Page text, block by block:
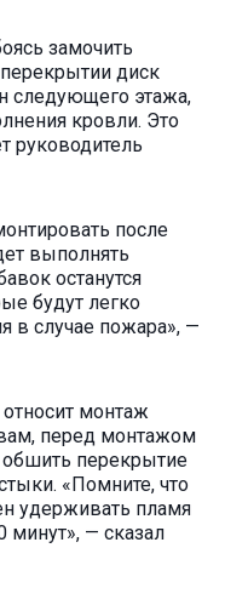
замочить
диск
следующего этажа,
кровли. Это
руководитель
после
выполнять
останутся
будут легко
в случае пожара», —
монтаж
перед монтажом
обшить перекрытие
«Помните, что
удерживать пламя
минут», — сказал